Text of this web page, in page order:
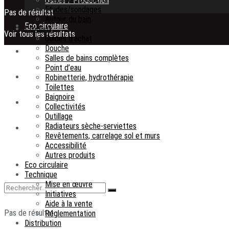
Pas de résultat
Voir tous les résultats
Eco circulaire
Marché
Tendances
Design
Publi-Info
Pas de résultat
Etudes/sondages
Produits
Guides d’achat
Douche
Salles de bains complètes
Point d’eau
Robinetterie, hydrothérapie
Toilettes
Baignoire
Collectivités
Outillage
Radiateurs sèche-serviettes
Revêtements, carrelage sol et murs
Accessibilité
Autres produits
Eco circulaire
Technique
Mise en œuvre
Initiatives
Aide à la vente
Réglementation
Distribution